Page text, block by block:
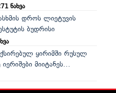
ნახვა
დროს ლიეტუვის
ბუდრისი
ყირიმში რუსულ
მიიტანეს...